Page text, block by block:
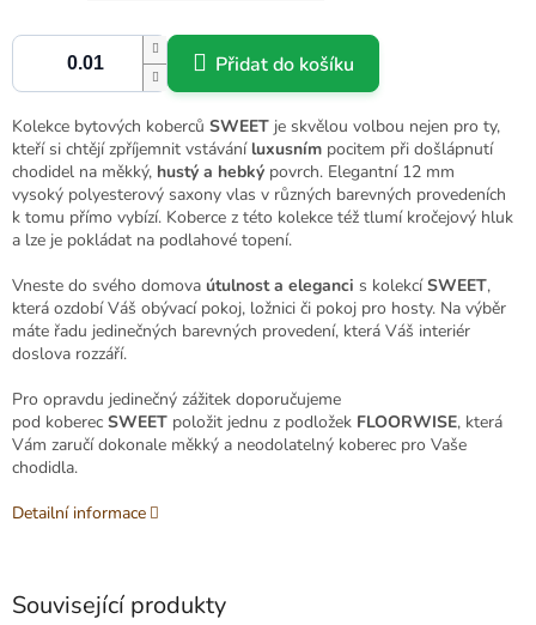
Přidat do košíku
Kolekce bytových koberců SWEET je skvělou volbou nejen pro ty,
kteří si chtějí zpříjemnit vstávání luxusním pocitem při došlápnutí
chodidel na měkký, hustý a hebký povrch. Elegantní 12 mm
vysoký polyesterový saxony vlas v různých barevných provedeních
k tomu přímo vybízí. Koberce z této kolekce též tlumí kročejový hluk
a lze je pokládat na podlahové topení.
Vneste do svého domova útulnost a eleganci s kolekcíSWEET,
která ozdobí Váš obývací pokoj, ložnici či pokoj pro hosty. Na výběr
máte řadu jedinečných barevných provedení, která Váš interiér
doslova rozzáří.
Pro opravdu jedinečný zážitek doporučujeme
pod koberec SWEET položit jednu z podložek FLOORWISE, která
Vám zaručí dokonale měkký a neodolatelný koberec pro Vaše
chodidla.
Detailní informace
Související produkty